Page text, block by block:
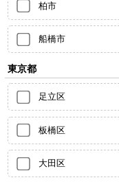
柏市
船橋市
東京都
足立区
板橋区
大田区